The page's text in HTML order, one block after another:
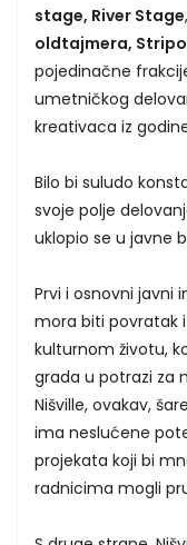
stage, River Stage
oldtajmera,
pojedinačne
umetničkog
kreativaca iz
Bilo bi suludo
svoje polje
uklopio se u javne
Prvi i osnovni javni
mora biti povratak
kulturnom životu,
grada u potrazi za
Nišville, ovakav,
ima neslućene
projekata koji bi
radnicima mogli